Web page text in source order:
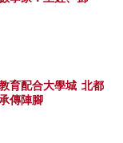
育配合大學城 北都
傳陣腳